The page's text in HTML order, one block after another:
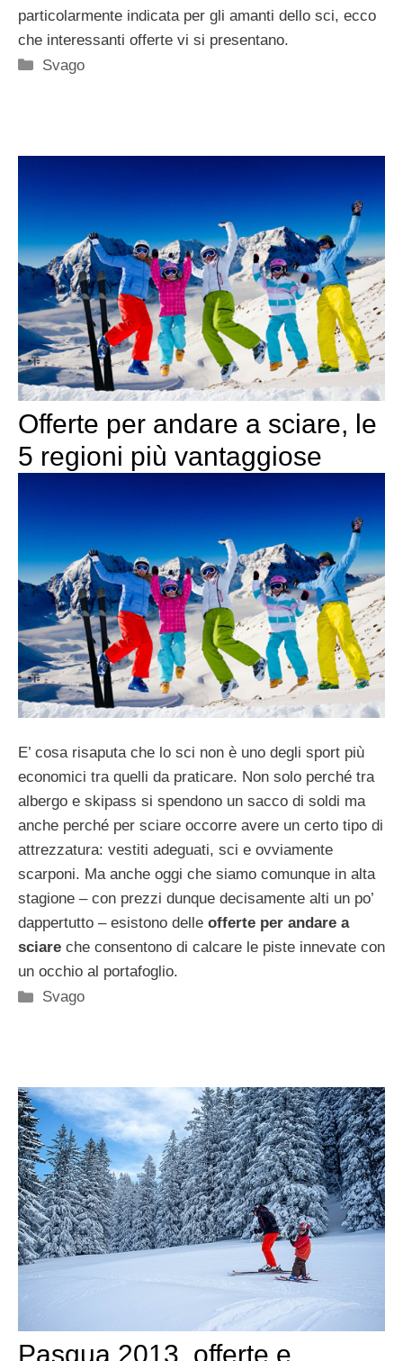
particolarmente indicata per gli amanti dello sci, ecco
che interessanti offerte vi si presentano.
Categorie
Svago
Offerte per andare a sciare, le
5 regioni più vantaggiose
E’ cosa risaputa che lo sci non è uno degli sport più
economici tra quelli da praticare. Non solo perché tra
albergo e skipass si spendono un sacco di soldi ma
anche perché per sciare occorre avere un certo tipo di
attrezzatura: vestiti adeguati, sci e ovviamente
scarponi. Ma anche oggi che siamo comunque in alta
stagione – con prezzi dunque decisamente alti un po’
dappertutto – esistono delle offerte per andare a
sciare che consentono di calcare le piste innevate con
un occhio al portafoglio.
Categorie
Svago
Pasqua 2013, offerte e